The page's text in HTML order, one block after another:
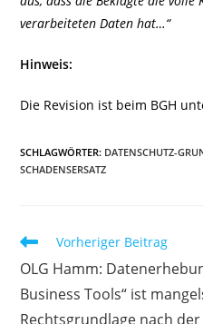
verarbeiteten Daten hat…“
Hinweis:
Die Revision ist beim BGH
SCHLAGWÖRTER: DATENSCHUTZ-
SCHADENSERSATZ
Weitere
ansehen
Vorheriger Beitrag
OLG Hamm:
Business Tools“ ist
Rechtsgrundlage nach